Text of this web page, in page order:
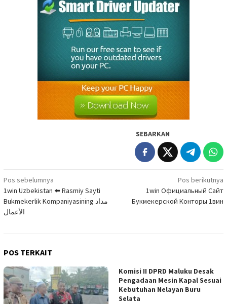
SEBARKAN
Navigasi
pos
Pos sebelumnya
1win Uzbekistan ⬅️ Rasmiy Sayti
Bukmekerlik Kompaniyasining مداد
الأعمال
Pos berikutnya
1win Официальный Сайт
Букмекерской Конторы 1вин
POS TERKAIT
Komisi II DPRD Maluku Desak
Pengadaan Mesin Kapal Sesuai
Kebutuhan Nelayan Buru
Selata